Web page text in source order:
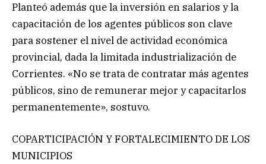
Planteó además que la inversión en salarios y la
capacitación de los agentes públicos son clave
para sostener el nivel de actividad económica
provincial, dada la limitada industrialización de
Corrientes. «No se trata de contratar más agentes
públicos, sino de remunerar mejor y capacitarlos
permanentemente», sostuvo.
COPARTICIPACIÓN Y FORTALECIMIENTO DE LOS
MUNICIPIOS